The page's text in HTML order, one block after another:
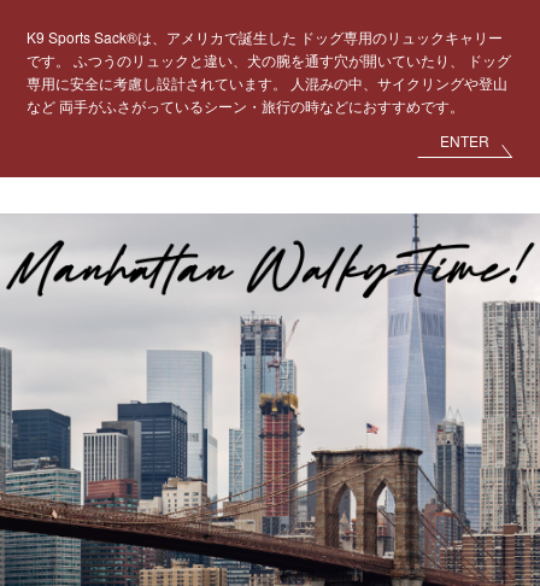
K9 Sports Sack®は、アメリカで誕生した ドッグ専用のリュックキャリー
です。
ふつうのリュックと違い、犬の腕を通す穴が開いていたり、
ドッグ
専用に安全に考慮し設計されています。
人混みの中、サイクリングや登山
など 両手がふさがっているシーン・旅行の時などにおすすめです。
ENTER